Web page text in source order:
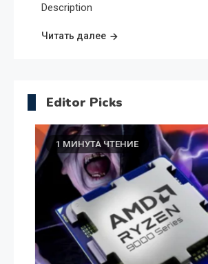
Description
Читать далее
Editor Picks
1 МИНУТА ЧТЕНИЕ